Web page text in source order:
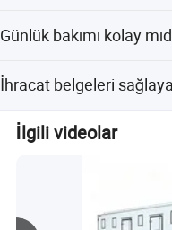
özelleştirilebilir.
Günlük bakımı kolay
bulunabilir, bakım maliyeti
İhracat belgeleri
Gümrük işlemlerini
belgeleri sağlanabilir.
İlgili videolar